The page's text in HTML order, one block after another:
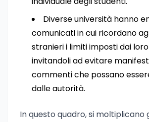
Diverse università hanno
comunicati in cui ricordano
stranieri i limiti imposti dai
invitandoli ad evitare
commenti che possano
dalle autorità.
In questo quadro, si moltiplicano